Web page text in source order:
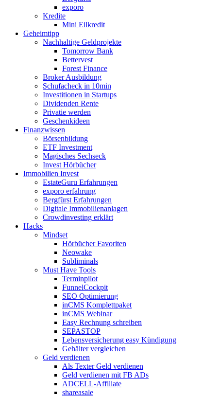
exporo
Kredite
Mini Eilkredit
Geheimtipp
Nachhaltige Geldprojekte
Tomorrow Bank
Bettervest
Forest Finance
Broker Ausbildung
Schufacheck in 10min
Investitionen in Startups
Dividenden Rente
Privatie werden
Geschenkideen
Finanzwissen
Börsenbildung
ETF Investment
Magisches Sechseck
Invest Hörbücher
Immobilien Invest
EstateGuru Erfahrungen
exporo erfahrung
Bergfürst Erfahrungen
Digitale Immobilienanlagen
Crowdinvesting erklärt
Hacks
Mindset
Hörbücher Favoriten
Neowake
Subliminals
Must Have Tools
Terminpilot
FunnelCockpit
SEO Optimierung
inCMS Komplettpaket
inCMS Webinar
Easy Rechnung schreiben
SEPASTOP
Lebensversicherung easy Kündigung
Gehälter vergleichen
Geld verdienen
Als Texter Geld verdienen
Geld verdienen mit FB ADs
ADCELL-Affiliate
shareasale